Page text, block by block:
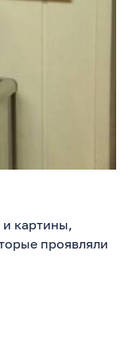
картины,
проявляли